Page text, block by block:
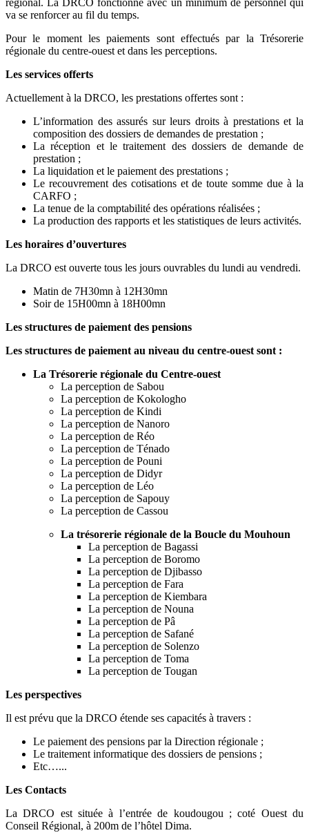
va se renforcer au fil du temps.
Pour le moment les paiements sont effectués par la Trésorerie
régionale du centre-ouest et dans les perceptions.
Les services offerts
Actuellement à la DRCO, les prestations offertes sont :
L’information des assurés sur leurs droits à prestations et la
composition des dossiers de demandes de prestation ;
La réception et le traitement des dossiers de demande de
prestation ;
La liquidation et le paiement des prestations ;
Le recouvrement des cotisations et de toute somme due à la
CARFO ;
La tenue de la comptabilité des opérations réalisées ;
La production des rapports et les statistiques de leurs activités.
Les horaires d’ouvertures
La DRCO est ouverte tous les jours ouvrables du lundi au vendredi.
Matin de 7H30mn à 12H30mn
Soir de 15H00mn à 18H00mn
Les structures de paiement des pensions
Les structures de paiement au niveau du centre-ouest sont :
La Trésorerie régionale du Centre-ouest
La perception de Sabou
La perception de Kokologho
La perception de Kindi
La perception de Nanoro
La perception de Réo
La perception de Ténado
La perception de Pouni
La perception de Didyr
La perception de Léo
La perception de Sapouy
La perception de Cassou
La trésorerie régionale de la Boucle du Mouhoun
La perception de Bagassi
La perception de Boromo
La perception de Djibasso
La perception de Fara
La perception de Kiembara
La perception de Nouna
La perception de Pâ
La perception de Safané
La perception de Solenzo
La perception de Toma
La perception de Tougan
Les perspectives
Il est prévu que la DRCO étende ses capacités à travers :
Le paiement des pensions par la Direction régionale ;
Le traitement informatique des dossiers de pensions ;
Etc…...
Les Contacts
La DRCO est située à l’entrée de koudougou ; coté Ouest du
Conseil Régional, à 200m de l’hôtel Dima.